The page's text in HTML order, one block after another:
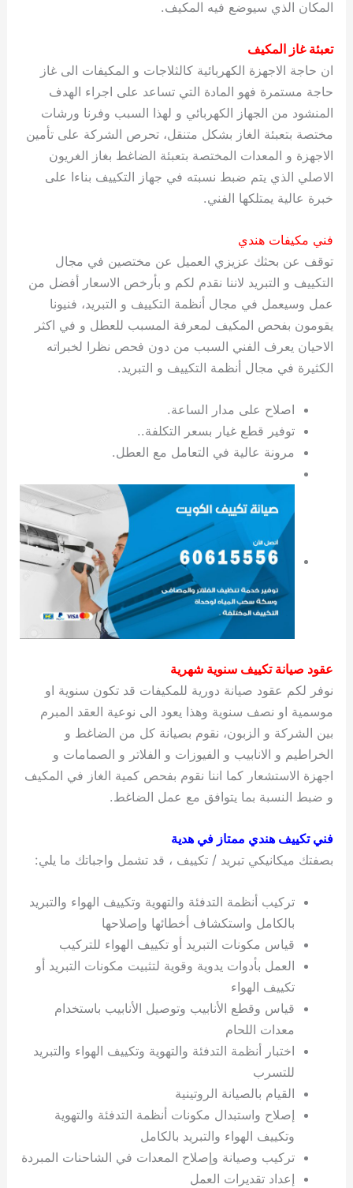
المكان الذي سيوضع فيه المكيف.
تعبئة غاز المكيف
ان حاجة الاجهزة الكهربائية كالثلاجات و المكيفات الى غاز
حاجة مستمرة فهو المادة التي تساعد على اجراء الهدف
المنشود من الجهاز الكهربائي و لهذا السبب وفرنا ورشات
مختصة بتعبئة الغاز بشكل متنقل، تحرص الشركة على تأمين
الاجهزة و المعدات المختصة بتعبئة الضاغط بغاز الغريون
الاصلي الذي يتم ضبط نسبته في جهاز التكييف بناءا على
خبرة عالية يمتلكها الفني.
فني مكيفات هندي
توقف عن بحثك عزيزي العميل عن مختصين في مجال
التكييف و التبريد لاننا نقدم لكم و بأرخص الاسعار أفضل من
عمل وسيعمل في مجال أنظمة التكييف و التبريد، فنيونا
يقومون بفحص المكيف لمعرفة المسبب للعطل و في اكثر
الاحيان يعرف الفني السبب من دون فحص نظرا لخبراته
الكثيرة في مجال أنظمة التكييف و التبريد.
اصلاح على مدار الساعة.
توفير قطع غيار بسعر التكلفة..
مرونة عالية في التعامل مع العطل.
عقود صيانة تكييف سنوية شهرية
نوفر لكم عقود صيانة دورية للمكيفات قد تكون سنوية او
موسمية او نصف سنوية وهذا يعود الى نوعية العقد المبرم
بين الشركة و الزبون، نقوم بصيانة كل من الضاغط و
الخراطيم و الانابيب و الفيوزات و الفلاتر و الصمامات و
اجهزة الاستشعار كما اننا نقوم بفحص كمية الغاز في المكيف
و ضبط النسبة بما يتوافق مع عمل الضاغط.
فني تكييف هندي ممتاز في هدية
بصفتك ميكانيكي تبريد / تكييف ، قد تشمل واجباتك ما يلي:
تركيب أنظمة التدفئة والتهوية وتكييف الهواء والتبريد
بالكامل واستكشاف أخطائها وإصلاحها
قياس مكونات التبريد أو تكييف الهواء للتركيب
العمل بأدوات يدوية وقوية لتثبيت مكونات التبريد أو
تكييف الهواء
قياس وقطع الأنابيب وتوصيل الأنابيب باستخدام
معدات اللحام
اختبار أنظمة التدفئة والتهوية وتكييف الهواء والتبريد
للتسرب
القيام بالصيانة الروتينية
إصلاح واستبدال مكونات أنظمة التدفئة والتهوية
وتكييف الهواء والتبريد بالكامل
تركيب وصيانة وإصلاح المعدات في الشاحنات المبردة
إعداد تقديرات العمل